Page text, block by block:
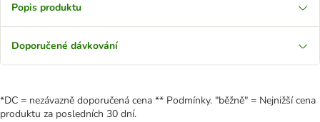
Popis produktu
Doporučené dávkování
*DC = nezávazně doporučená cena ** Podmínky. "běžně" = Nejnižší cena
produktu za posledních 30 dní.